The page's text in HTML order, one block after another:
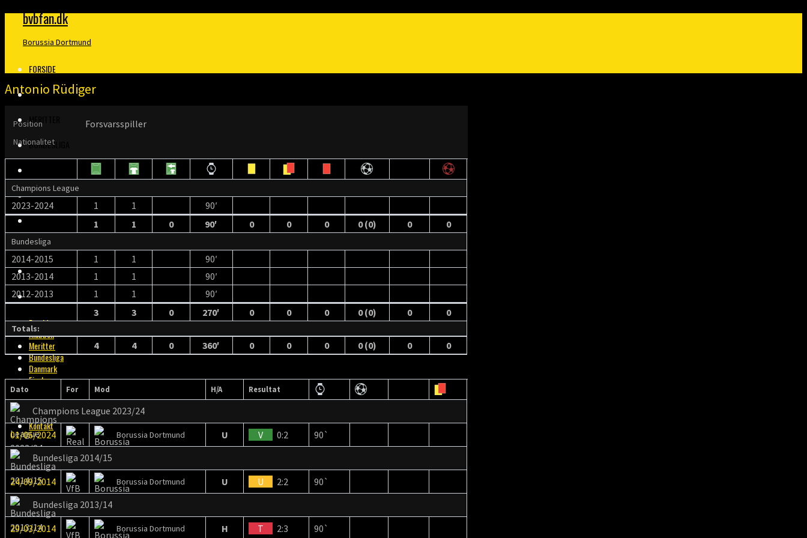
bvbfan.dk
Borussia Dortmund
FORSIDE
KLUBBEN
MERITTER
BUNDESLIGA
FINALER
KLOPP
BILLETTER
KONTAKT
Forside
Klubben
Meritter
Bundesliga
Danmark
Finaler
Klopp
Billetter
Kontakt
Antonio Rüdiger
Position Forsvarsspiller
Nationalitet
Champions League
2023-2024 1 1
90′
1
1 0 90′ 0 0 0 0 (0) 0 0
Bundesliga
2014-2015 1 1
90′
2013-2014
1 1
90′
2012-2013
1 1
90′
3
3 0 270′ 0 0 0 0 (0) 0 0
Totals:
4 4 0 360′ 0 0 0 0 (0) 0 0
Dato For Mod H/A Resultat
Champions League 2023/24
01/06/2024
Borussia Dortmund U V 0:2
90`
Bundesliga 2014/15
24/09/2014
Borussia Dortmund U U 2:2
90`
Bundesliga 2013/14
29/03/2014
Borussia Dortmund H T 2:3 90`